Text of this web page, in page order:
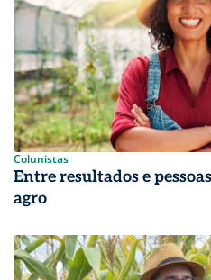
Colunistas
Entre resultados e
agro